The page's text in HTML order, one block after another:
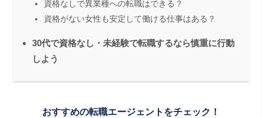
資格なしで異業種への転職はできる？
資格がない女性も安定して働ける仕事はある？
30代で資格なし・未経験で転職するなら慎重に行動
しよう
おすすめの転職エージェントをチェック！